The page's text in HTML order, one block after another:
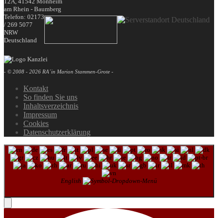
am Rhein - Baumberg
Telefon: 02173
/ 269 5077
NRW
Deutschland
- © 2008 - 2026 RA´in Marion Stammen-Grote -
Kontakt
So finden Sie uns
Inhaltsverzeichnis
Impressum
Cookies
Datenschutzerklärung
English